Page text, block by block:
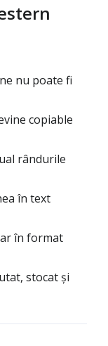
nu poate fi
copiable
rândurile
în text
în format
stocat și